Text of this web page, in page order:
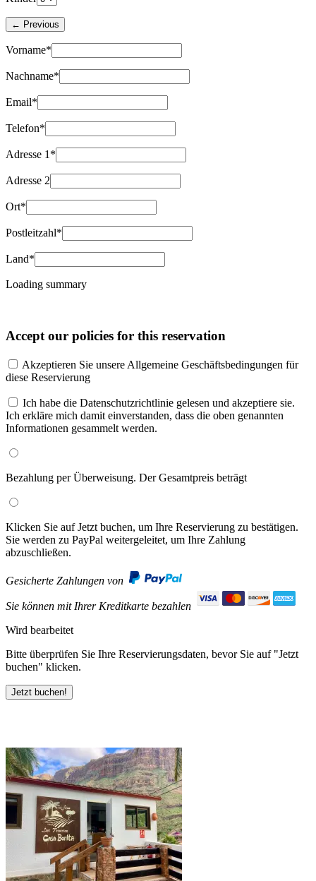
Vorname*
Nachname*
Email*
Telefon*
Adresse 1*
Adresse 2
Ort*
Postleitzahl*
Land*
Loading summary
Accept our policies for this reservation
Akzeptieren Sie unsere Allgemeine Geschäftsbedingungen für
diese Reservierung
Ich habe die Datenschutzrichtlinie gelesen und akzeptiere sie.
Ich erkläre mich damit einverstanden, dass die oben genannten
Informationen gesammelt werden.
Bezahlung per Überweisung. Der Gesamtpreis beträgt
Klicken Sie auf Jetzt buchen, um Ihre Reservierung zu bestätigen.
Sie werden zu PayPal weitergeleitet, um Ihre Zahlung
abzuschließen.
Gesicherte Zahlungen von
Sie können mit Ihrer Kreditkarte bezahlen
Wird bearbeitet
Bitte überprüfen Sie Ihre Reservierungsdaten, bevor Sie auf "Jetzt
buchen" klicken.